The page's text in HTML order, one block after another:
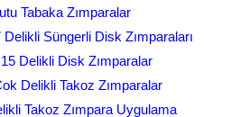
Tabaka Zımparalar
Süngerli Disk Zımparaları
Delikli Disk Zımparalar
Delikli Takoz Zımparalar
Takoz Zımpara Uygulama